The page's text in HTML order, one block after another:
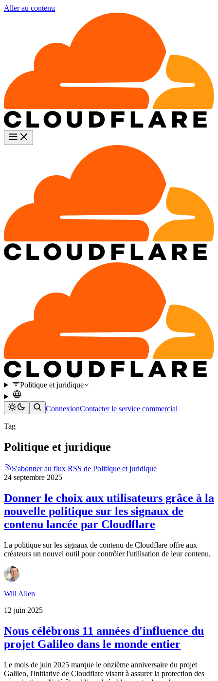
Aller au contenu
Politique et juridique
ConnexionContacter le service commercial
Tag
Politique et juridique
S'abonner au flux RSS de Politique et juridique
24 septembre 2025
Donner le choix aux utilisateurs grâce à la
nouvelle politique sur les signaux de
contenu lancée par Cloudflare
La politique sur les signaux de contenu de Cloudflare offre aux
créateurs un nouvel outil pour contrôler l'utilisation de leur contenu.
Will Allen
12 juin 2025
Nous célébrons 11 années d'influence du
projet Galileo dans le monde entier
Le mois de juin 2025 marque le onzième anniversaire du projet
Galileo, l'initiative de Cloudflare visant à assurer la protection des